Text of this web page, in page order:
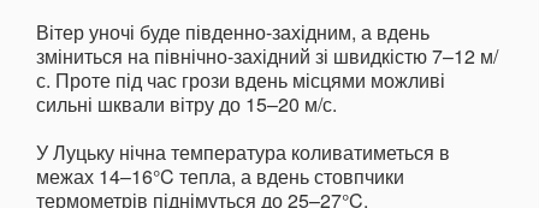
Вітер уночі буде південно-західним, а вдень
зміниться на північно-західний зі швидкістю 7–12 м/
с. Проте під час грози вдень місцями можливі
сильні шквали вітру до 15–20 м/с.
У Луцьку нічна температура коливатиметься в
межах 14–16°C тепла, а вдень стовпчики
термометрів піднімуться до 25–27°C.